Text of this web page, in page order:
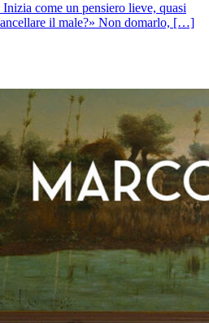
come un pensiero lieve, quasi
il male?» Non domarlo, […]